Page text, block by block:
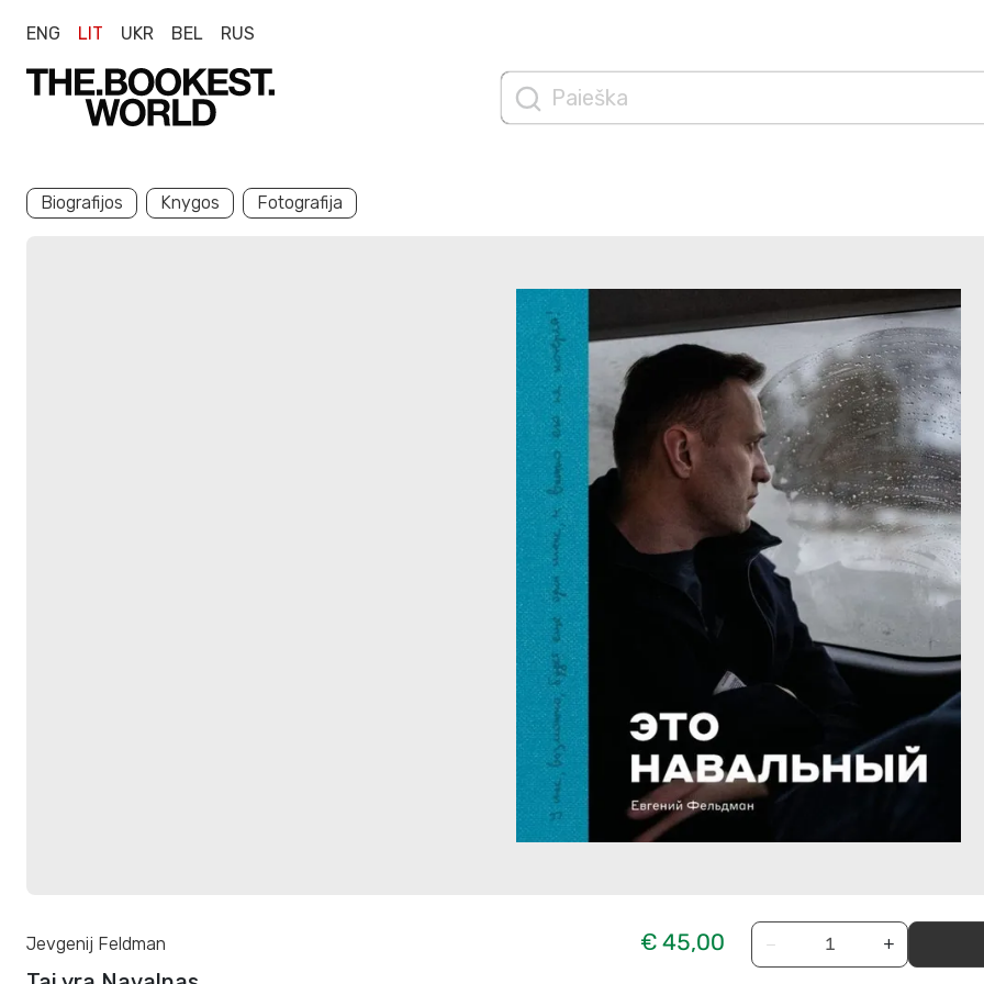
ENG LIT UKR BEL RUS
Biografijos Knygos Fotografija
Jevgenij Feldman
€ 45,00
− +